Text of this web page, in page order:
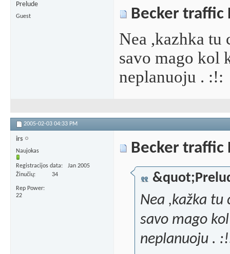
Prelude
Guest Becker traffic
Nea ,kazhka tu
savo mago kol
neplanuoju . :!:
2005-02-03 04:33 PM
irs
Naujokas
Registracijos data
Jan 2005
Žinučių
34
Rep Power
22
Becker traffic
Nea ,kažka
savo mago
neplanuoju .